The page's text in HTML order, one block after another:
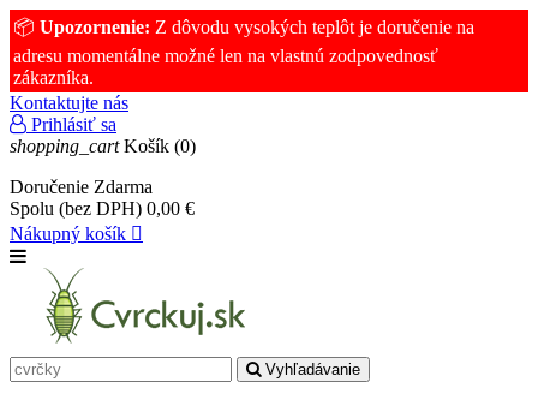
📦 Upozornenie: Z dôvodu vysokých teplôt je doručenie na
adresu momentálne možné len na vlastnú zodpovednosť
zákazníka.
Kontaktujte nás
Prihlásiť sa
shopping_cart Košík (0)
Doručenie Zdarma
Spolu (bez DPH) 0,00 €
Nákupný košík 
Vyhľadávanie